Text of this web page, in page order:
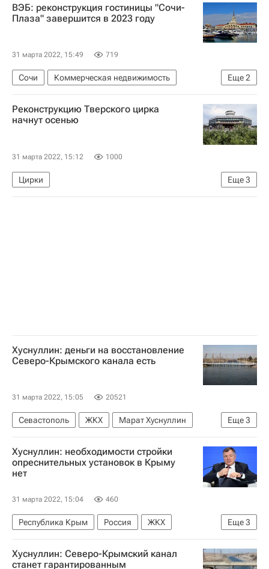
Медучреждения
ВЭБ: реконструкция гостиницы "Сочи-
Плаза" завершится в 2023 году
31 марта 2022, 15:49 719
Еще2
Сочи
Коммерческая недвижимость
ВЭБ.РФ (ВЭБ)
Гостиницы
Реконструкцию Тверского цирка
начнут осенью
31 марта 2022, 15:12 1000
Еще3
Цирки
Единый заказчик в сфере строительства
Хуснуллин: деньги на восстановление
Северо-Крымского канала есть
31 марта 2022, 15:05 20521
Еще3
Севастополь ЖКХ
Марат Хуснуллин
Республика Крым
Украина
Водоснабжение
Хуснуллин: необходимости стройки
опреснительных установок в Крыму
нет
31 марта 2022, 15:04 460
Еще3
Республика Крым Россия
ЖКХ
Украина
Марат Хуснуллин
Водоснабжение
Хуснуллин: Северо-Крымский канал
станет гарантированным